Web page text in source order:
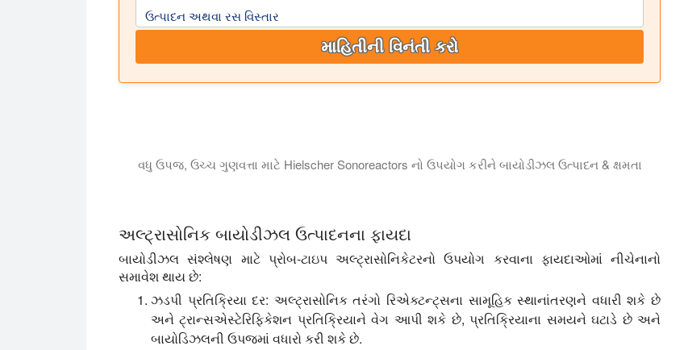
ઉત્પાદન અથવા રસ વિસ્તાર
માહિતીની વિનંતી કરો
વધુ ઉપજ, ઉચ્ચ ગુણવત્તા માટે Hielscher Sonoreactors નો ઉપયોગ કરીને બાયોડીઝલ ઉત્પાદન & ક્ષમતા
આ વિડીયો ટ્યુટોરીયલમાં અમે તમને અલ્ટ્રાસોનિક બાયોડીઝલ રિએક્ટર કેવી રીતે બાયોડીઝલ
અલ્ટ્રાસોનિક બાયોડીઝલ ઉત્પાદનના ફાયદા
બાયોડીઝલ સંશ્લેષણ માટે પ્રોબ-ટાઇપ અલ્ટ્રાસોનિકેટરનો ઉપયોગ કરવાના ફાયદાઓમાં નીચેનાનો
સમાવેશ થાય છે:
ઝડપી પ્રતિક્રિયા દર: અલ્ટ્રાસોનિક તરંગો રિએક્ટન્ટ્સના સામૂહિક સ્થાનાંતરણને વધારી શકે છે
અને ટ્રાન્સએસ્ટેરિફિકેશન પ્રતિક્રિયાને વેગ આપી શકે છે, પ્રતિક્રિયાના સમયને ઘટાડે છે અને
બાયોડિઝલની ઉપજમાં વધારો કરી શકે છે.